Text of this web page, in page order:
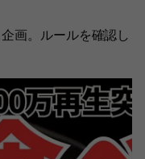
画。ルールを確認し